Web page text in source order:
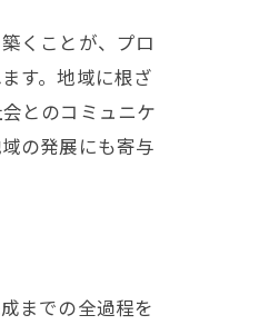
くことが、プロ
す。地域に根ざ
とのコミュニケ
の発展にも寄与
までの全過程を